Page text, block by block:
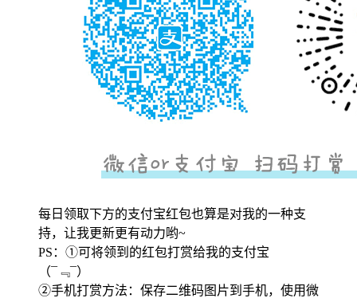
每日领取下方的支付宝红包也算是对我的一种支
持，让我更新更有动力哟~
PS：①可将领到的红包打赏给我的支付宝
（¯﹃¯）
②手机打赏方法：保存二维码图片到手机，使用微